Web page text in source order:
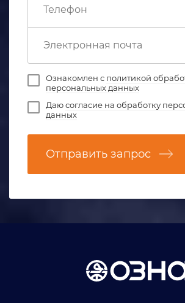
Ознакомлен с политикой
персональных данных
Даюсогласие на обработку
данных
Отправить запрос